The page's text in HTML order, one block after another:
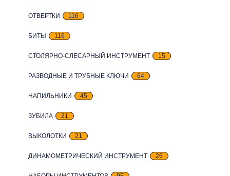
ОТВЕРТКИ 116
БИТЫ 116
СТОЛЯРНО-СЛЕСАРНЫЙ ИНСТРУМЕНТ 15
РАЗВОДНЫЕ И ТРУБНЫЕ КЛЮЧИ 64
НАПИЛЬНИКИ 45
ЗУБИЛА 21
ВЫКОЛОТКИ 21
ДИНАМОМЕТРИЧЕСКИЙ ИНСТРУМЕНТ 26